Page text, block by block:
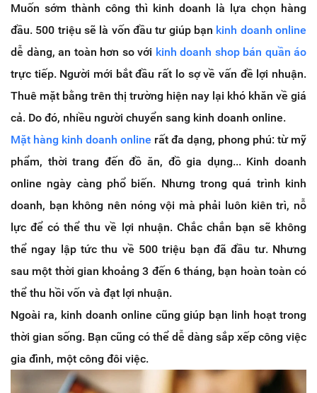
Muốn sớm thành công thì kinh doanh là lựa chọn hàng
đầu. 500 triệu sẽ là vốn đầu tư giúp bạn kinh doanh online
dễ dàng, an toàn hơn so với kinh doanh shop bán quần áo
trực tiếp. Người mới bắt đầu rất lo sợ về vấn đề lợi nhuận.
Thuê mặt bằng trên thị trường hiện nay lại khó khăn về giá
cả. Do đó, nhiều người chuyển sang kinh doanh online.
Mặt hàng kinh doanh online rất đa dạng, phong phú: từ mỹ
phẩm, thời trang đến đồ ăn, đồ gia dụng... Kinh doanh
online ngày càng phổ biến. Nhưng trong quá trình kinh
doanh, bạn không nên nóng vội mà phải luôn kiên trì, nỗ
lực để có thể thu về lợi nhuận. Chắc chắn bạn sẽ không
thể ngay lập tức thu về 500 triệu bạn đã đầu tư. Nhưng
sau một thời gian khoảng 3 đến 6 tháng, bạn hoàn toàn có
thể thu hồi vốn và đạt lợi nhuận.
Ngoài ra, kinh doanh online cũng giúp bạn linh hoạt trong
thời gian sống. Bạn cũng có thể dễ dàng sắp xếp công việc
gia đình, một công đôi việc.